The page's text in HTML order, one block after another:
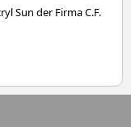
Sun der Firma C.F.